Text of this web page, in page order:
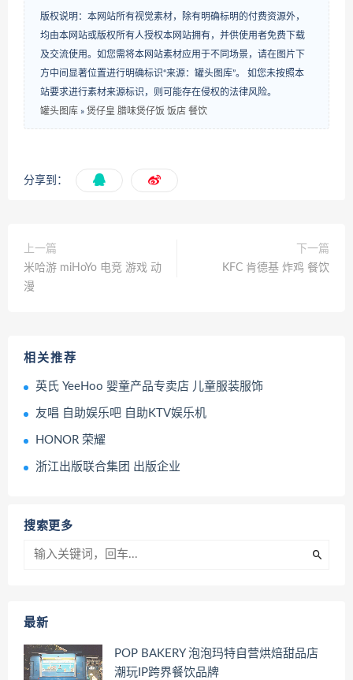
版权说明：本网站所有视觉素材，除有明确标明的付费资源外，
均由本网站或版权所有人授权本网站拥有，并供使用者免费下载
及交流使用。如您需将本网站素材应用于不同场景，请在图片下
方中间显著位置进行明确标识“来源：罐头图库”。 如您未按照本
站要求进行素材来源标识，则可能存在侵权的法律风险。
罐头图库 » 煲仔皇 腊味煲仔饭 饭店 餐饮
分享到：
上一篇
米哈游 miHoYo 电竞 游戏 动
漫
下一篇
KFC 肯德基 炸鸡 餐饮
相关推荐
英氏 YeeHoo 婴童产品专卖店 儿童服装服饰
友唱 自助娱乐吧 自助KTV娱乐机
HONOR 荣耀
浙江出版联合集团 出版企业
搜索更多
最新
POP BAKERY 泡泡玛特自营烘焙甜品店
潮玩IP跨界餐饮品牌